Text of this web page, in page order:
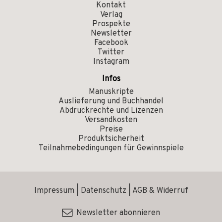
Kontakt
Verlag
Prospekte
Newsletter
Facebook
Twitter
Instagram
Infos
Manuskripte
Auslieferung und Buchhandel
Abdruckrechte und Lizenzen
Versandkosten
Preise
Produktsicherheit
Teilnahmebedingungen für Gewinnspiele
Impressum Datenschutz AGB & Widerruf
Newsletter abonnieren